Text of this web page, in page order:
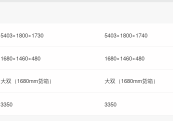
5403×1800×1730 5403×1800×1740
1680×1460×480 1680×1460×480
大双（1680mm货箱） 大双（1680mm货箱）
3350 3350